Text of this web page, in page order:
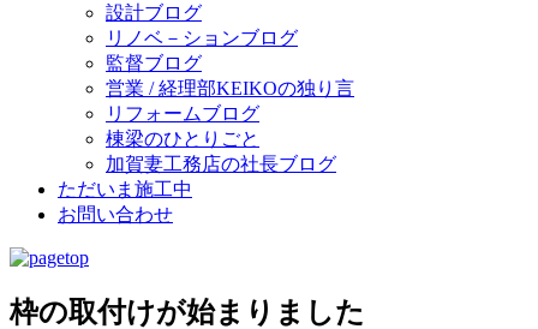
設計ブログ
リノベ－ションブログ
監督ブログ
営業 / 経理部KEIKOの独り言
リフォームブログ
棟梁のひとりごと
加賀妻工務店の社長ブログ
ただいま施工中
お問い合わせ
枠の取付けが始まりました